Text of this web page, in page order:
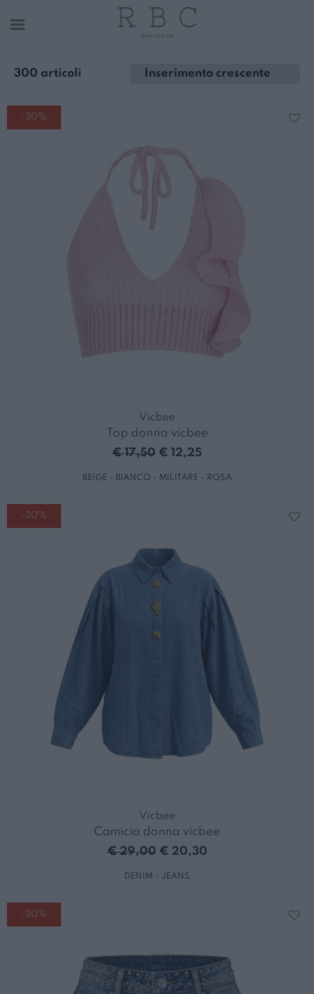
300 articoli
-30%
Vicbee
Top donna vicbee
€ 17,50 € 12,25
BEIGE - BIANCO - MILITARE - ROSA
-30%
Vicbee
Camicia donna vicbee
€ 29,00 € 20,30
DENIM - JEANS
-30%